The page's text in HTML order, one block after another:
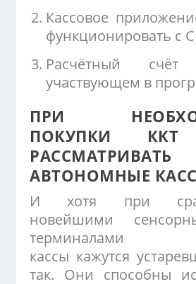
Кассовое
функционировать с
Расчётный
участвующем в
ПРИ
ПОКУПКИ ККТ
РАССМАТРИВАТЬ
АВТОНОМНЫЕ
И хотя при
новейшими
терминалами
кассы кажутся
так. Они способны